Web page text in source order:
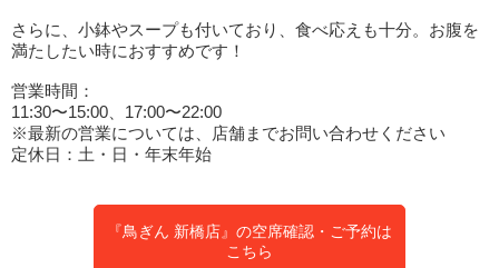
さらに、小鉢やスープも付いており、食べ応えも十分。お腹を
満たしたい時におすすめです！
営業時間：
11:30〜15:00、17:00〜22:00
※最新の営業については、店舗までお問い合わせください
定休日：土・日・年末年始
『鳥ぎん 新橋店』の空席確認・ご予約は
こちら